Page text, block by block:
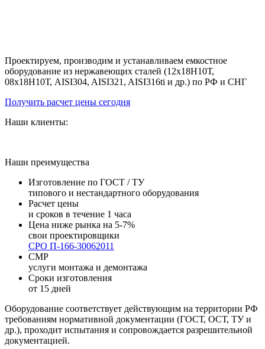
Проектируем, производим и устанавливаем емкостное
оборудование из нержавеющих сталей (12х18Н10Т,
08х18Н10Т, AISI304, AISI321, AISI316ti и др.) по РФ и СНГ
Получить расчет цены сегодня
Наши клиенты:
Наши преимущества
Изготовление по ГОСТ / ТУ
типового и нестандартного оборудования
Расчет цены
и сроков в течение 1 часа
Цена ниже рынка на 5-7%
свои проектировщики
СРО П-166-30062011
СМР
услуги монтажа и демонтажа
Сроки изготовления
от 15 дней
Оборудование соответствует действующим на территории РФ
требованиям нормативной документации (ГОСТ, ОСТ, ТУ и
др.), проходит испытания и сопровождается разрешительной
документацией.